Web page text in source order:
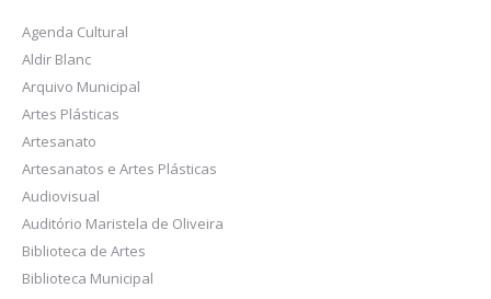
Agenda Cultural
Aldir Blanc
Arquivo Municipal
Artes Plásticas
Artesanato
Artesanatos e Artes Plásticas
Audiovisual
Auditório Maristela de Oliveira
Biblioteca de Artes
Biblioteca Municipal